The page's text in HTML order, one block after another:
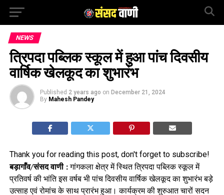
NEWS
त्रिपदा पब्लिक स्कूल में हुआ पांच दिवसीय
वार्षिक खेलकूद का शुभारंभ
Published 2 years ago on December 21, 2024
By Mahesh Pandey
Thank you for reading this post, don't forget to subscribe!
बड़ागाँव/संसद वाणी :गांगकला क्षेत्र में स्थित त्रिपदा पब्लिक स्कूल में
प्रतिवर्ष की भांति इस वर्षब भी पांच दिवसीय वार्षिक खेलकूद का शुभारंभ बड़े
उत्साह एवं रोमांच के साथ प्रारंभ हुआ। कार्यक्रम की शुरुआत चारों सदन